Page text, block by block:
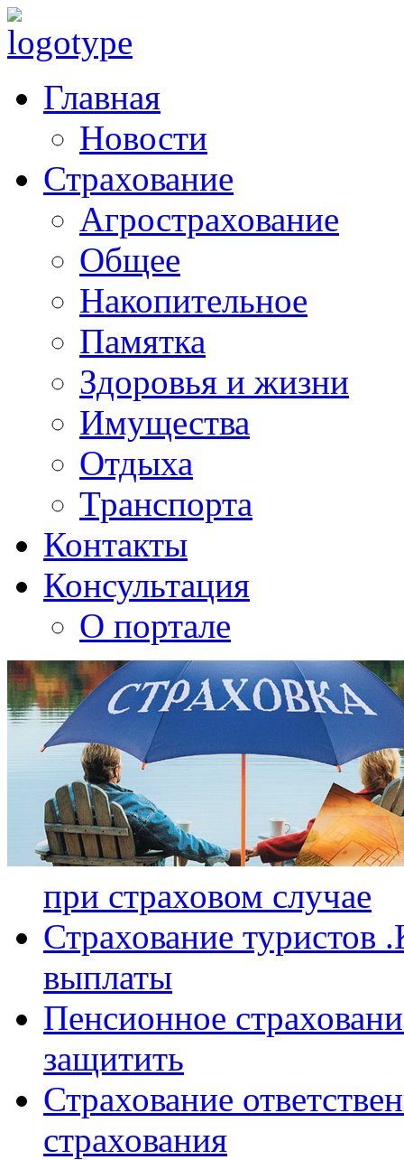
Главная
Новости
Страхование
Агрострахование
Общее
Накопительное
Памятка
Здоровья и жизни
Имущества
Отдыха
Транспорта
Контакты
Консультация
О портале
при страховом случае
Страхование туристов
выплаты
Пенсионное
защитить
Страхование
страхования